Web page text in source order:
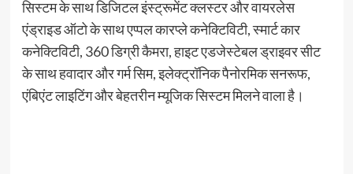
सिस्टम के साथ डिजिटल इंस्ट्रूमेंट क्लस्टर और वायरलेस
एंड्राइड ऑटो के साथ एप्पल कारप्ले कनेक्टिविटी, स्मार्ट कार
कनेक्टिविटी, 360 डिग्री कैमरा, हाइट एडजेस्टेबल ड्राइवर सीट
के साथ हवादार और गर्म सिम, इलेक्ट्रॉनिक पैनोरमिक सनरूफ,
एंबिएंट लाइटिंग और बेहतरीन म्यूजिक सिस्टम मिलने वाला है।